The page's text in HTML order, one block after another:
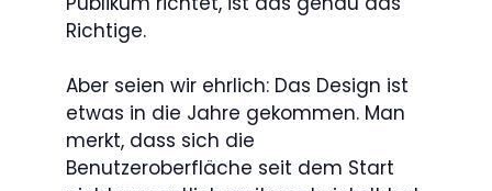
Richtige.
Aber seien wir ehrlich: Das Design ist
etwas in die Jahre gekommen. Man
merkt, dass sich die
Benutzeroberfläche seit dem Start